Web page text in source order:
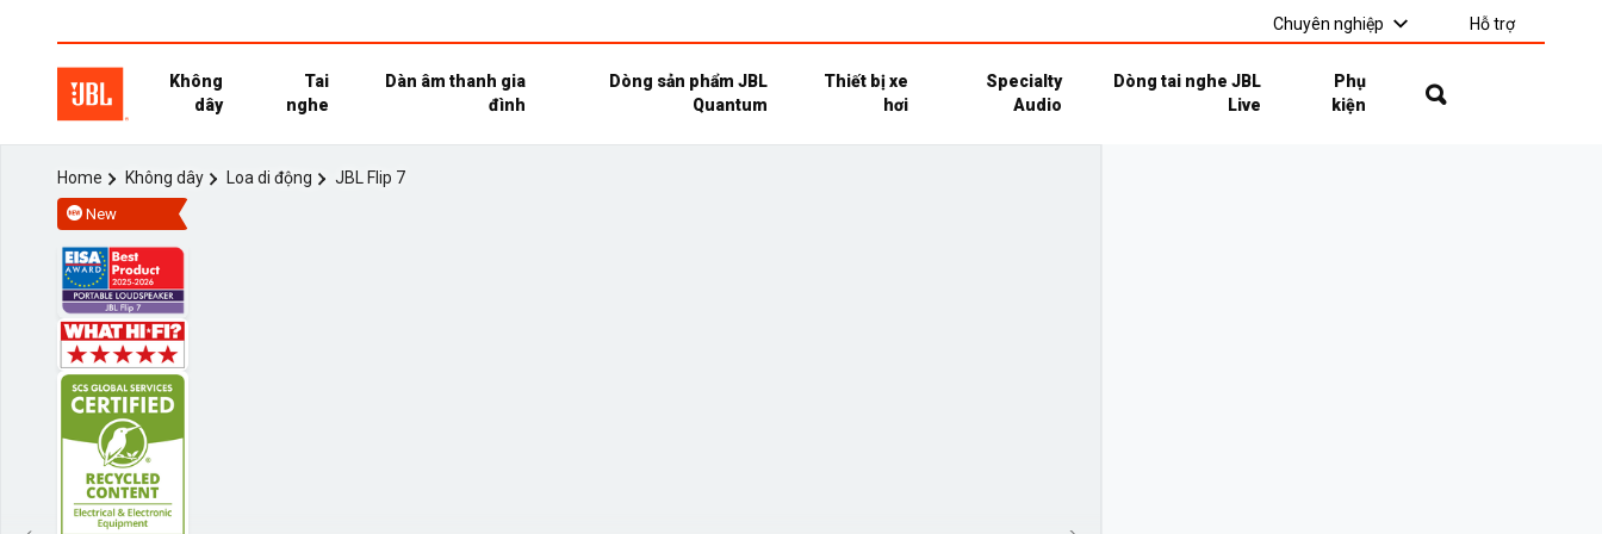
Chuyên nghiệp Hỗ trợ
Không
dây
Tai
nghe
Dàn âm thanh gia
đình
Dòng sản phẩm JBL
Quantum
Thiết bị xe
hơi
Specialty
Audio
Dòng tai nghe JBL
Live
Phụ
kiện
Home Không dây Loa di động JBL Flip 7
New